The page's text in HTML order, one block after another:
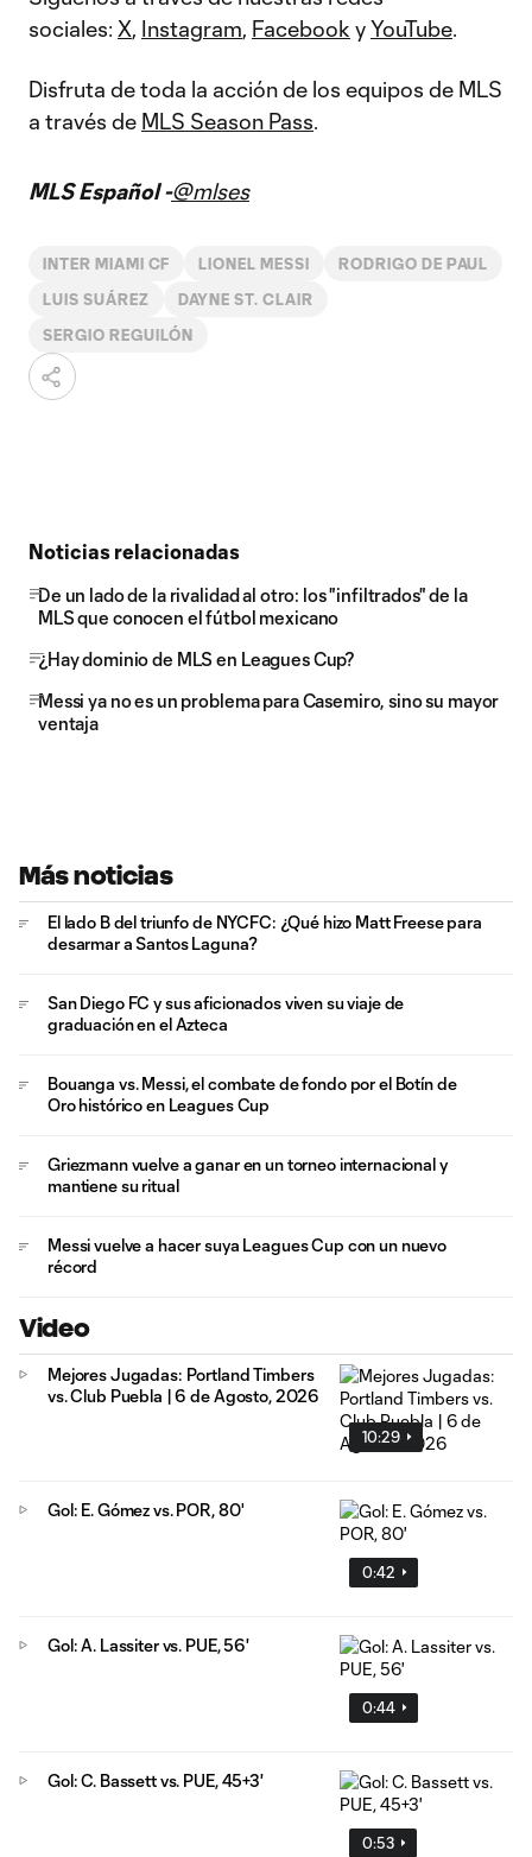
sociales: X, Instagram, Facebook yYouTube.
Disfruta de toda la acción de los equipos de MLS
a través de MLS Season Pass.
MLS Español -@mlses
INTER MIAMI CF LIONEL MESSI RODRIGO DE PAUL
LUIS SUÁREZ DAYNE ST. CLAIR
SERGIO REGUILÓN
Noticias relacionadas
De un lado de la rivalidad al otro: los "infiltrados" de la
MLS que conocen el fútbol mexicano
¿Hay dominio de MLS en Leagues Cup?
Messi ya no es un problema para Casemiro, sino su mayor
ventaja
Más noticias
El lado B del triunfo de NYCFC: ¿Qué hizo Matt Freese para
desarmar a Santos Laguna?
San Diego FC y sus aficionados viven su viaje de
graduación en el Azteca
Bouanga vs. Messi, el combate de fondo por el Botín de
Oro histórico en Leagues Cup
Griezmann vuelve a ganar en un torneo internacional y
mantiene su ritual
Messi vuelve a hacer suya Leagues Cup con un nuevo
récord
Video
10:29
Mejores Jugadas: Portland Timbers
vs. Club Puebla | 6 de Agosto, 2026
0:42
Gol: E. Gómez vs. POR, 80'
0:44
Gol: A. Lassiter vs. PUE, 56'
0:53
Gol: C. Bassett vs. PUE, 45+3'